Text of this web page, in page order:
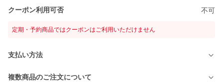
クーポン利用可否 不可
定期・予約商品ではクーポンはご利用いただけません
支払い方法
複数商品のご注文について